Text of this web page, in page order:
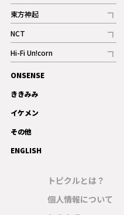
記事
東方神起
記事
NCT
記事
Hi-Fi Un!corn
記事
ギャラリー
ONSENSE
ききみみ
イケメン
その他
ENGLISH
トピクルとは？
個人情報について